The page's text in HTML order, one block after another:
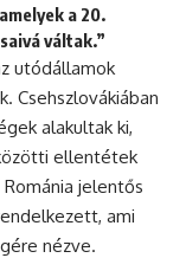
a 20.
váltak.”
utódállamok
Csehszlovákiában
alakultak ki,
ellentétek
jelentős
ami
nézve.